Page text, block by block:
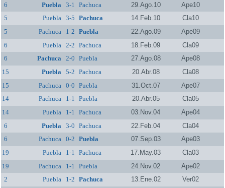
6
Puebla 3-1 Pachuca 29.Ago.10
Ape10
5
Puebla 3-5 Pachuca 14.Feb.10
Cla10
5
Pachuca 1-2 Puebla 22.Ago.09
Ape09
6
Puebla 2-2 Pachuca 18.Feb.09
Cla09
6
Pachuca 2-0 Puebla 27.Ago.08
Ape08
15
Puebla 5-2 Pachuca 20.Abr.08
Cla08
15
Pachuca 0-0 Puebla 31.Oct.07
Ape07
14
Pachuca 1-1 Puebla 20.Abr.05
Cla05
14
Puebla 1-1 Pachuca 03.Nov.04
Ape04
6
Puebla 3-0 Pachuca 22.Feb.04
Cla04
6
Pachuca 0-2 Puebla 07.Sep.03
Ape03
19
Puebla 1-1 Pachuca 17.May.03
Cla03
19
Pachuca 1-1 Puebla 24.Nov.02
Ape02
2
Puebla 1-2 Pachuca 13.Ene.02
Ver02